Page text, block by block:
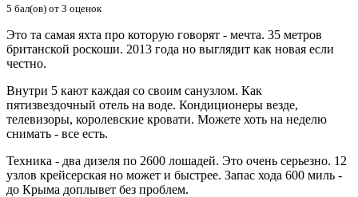
5 бал(ов) от 3 оценок
Это та самая яхта про которую говорят - мечта. 35 метров
британской роскоши. 2013 года но выглядит как новая если
честно.
Внутри 5 кают каждая со своим санузлом. Как
пятизвездочный отель на воде. Кондиционеры везде,
телевизоры, королевские кровати. Можете хоть на неделю
снимать - все есть.
Техника - два дизеля по 2600 лошадей. Это очень серьезно. 12
узлов крейсерская но может и быстрее. Запас хода 600 миль -
до Крыма доплывет без проблем.